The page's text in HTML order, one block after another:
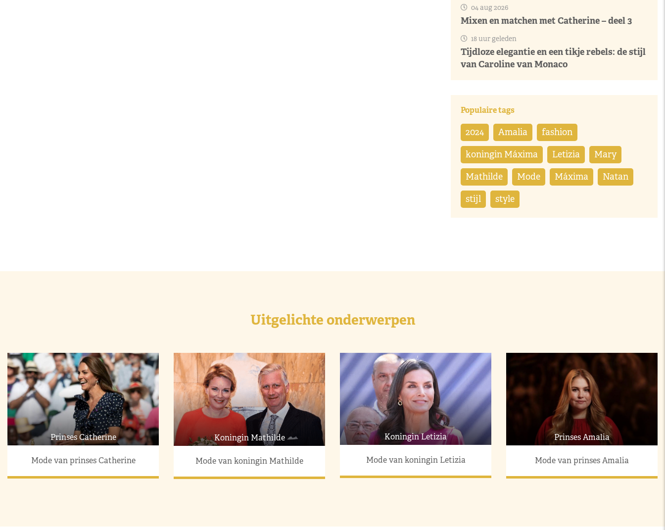
04 aug 2026
Mixen en matchen met Catherine – deel 3
18 uur geleden
Tijdloze elegantie en een tikje rebels: de stijl
van Caroline van Monaco
Populaire tags
2024 Amalia fashion
koningin Máxima Letizia Mary
Mathilde Mode Máxima Natan
stijl style
Uitgelichte onderwerpen
Prinses Catherine
Mode van prinses Catherine
Koningin Mathilde
Mode van koningin Mathilde
Koningin Letizia
Mode van koningin Letizia
Prinses Amalia
Mode van prinses Amalia